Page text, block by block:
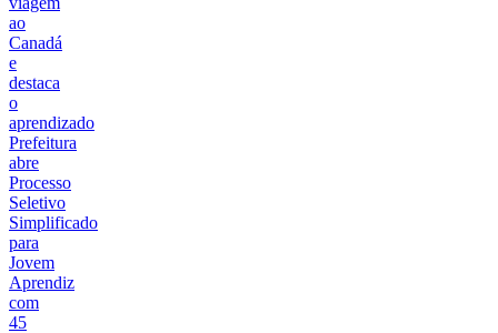
ao
Canadá
e
destaca
o
aprendizado
Prefeitura
abre
Processo
Seletivo
Simplificado
para
Jovem
Aprendiz
com
45